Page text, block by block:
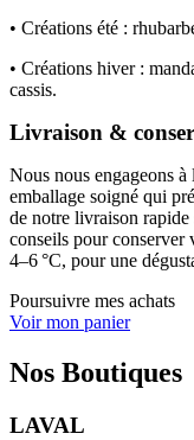
• Créations été :
• Créations hiver :
cassis.
Livraison &
Nous nous engageons
emballage soigné qui
de notre livraison rapide
conseils pour conserver
4–6 °C, pour une
Poursuivre mes achats
Voir mon panier
Nos Boutiques
LAVAL